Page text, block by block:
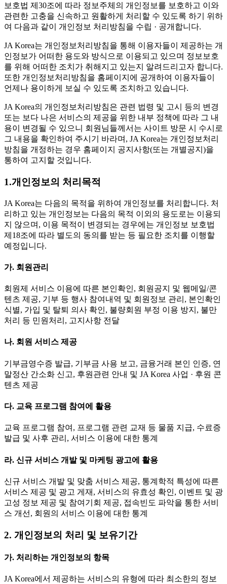
보호법 제30조에 따라 정보주체의 개인정보를 보호하고 이와
관련한 고충을 신속하고 원활하게 처리할 수 있도록 하기 위하
여 다음과 같이 개인정보 처리방침을 수립 · 공개합니다.
JA Korea는 개인정보처리방침을 통해 이용자들이 제공하는 개
인정보가 어떠한 용도와 방식으로 이용되고 있으며 정보보호
를 위해 어떠한 조치가 취해지고 있는지 알려드리고자 합니다.
또한 개인정보처리방침을 홈페이지에 공개하여 이용자들이
언제나 용이하게 보실 수 있도록 조치하고 있습니다.
JA Korea의 개인정보처리방침은 관련 법령 및 고시 등의 변경
또는 보다 나은 서비스의 제공을 위한 내부 정책에 따라 그 내
용이 변경될 수 있으니 회원님들께서는 사이트 방문 시 수시로
그 내용을 확인하여 주시기 바라며, JA Korea는 개인정보처리
방침을 개정하는 경우 홈페이지 공지사항(또는 개별공지)을
통하여 고지할 것입니다.
1.개인정보의 처리목적
JA Korea는 다음의 목적을 위하여 개인정보를 처리합니다. 처
리하고 있는 개인정보는 다음의 목적 이외의 용도로는 이용되
지 않으며, 이용 목적이 변경되는 경우에는 개인정보 보호법
제18조에 따라 별도의 동의를 받는 등 필요한 조치를 이행할
예정입니다.
가. 회원관리
회원제 서비스 이용에 따른 본인확인, 회원공지 및 웹메일/콘
텐츠 제공, 기부 등 행사 참여내역 및 회원정보 관리, 본인확인
식별, 가입 및 탈퇴 의사 확인, 불량회원 부정 이용 방지, 불만
처리 등 민원처리, 고지사항 전달
나. 회원 서비스 제공
기부금영수증 발급, 기부금 사용 보고, 금융거래 본인 인증, 연
말정산 간소화 신고, 후원관련 안내 및 JA Korea 사업 · 후원 콘
텐츠 제공
다. 교육 프로그램 참여에 활용
교육 프로그램 참여, 프로그램 관련 교재 등 물품 지급, 수료증
발급 및 사후 관리, 서비스 이용에 대한 통계
라. 신규 서비스 개발 및 마케팅 광고에 활용
신규 서비스 개발 및 맞춤 서비스 제공, 통계학적 특성에 따른
서비스 제공 및 광고 게재, 서비스의 유효성 확인, 이벤트 및 광
고성 정보 제공 및 참여기회 제공, 접속빈도 파악을 통한 서비
스 개선, 회원의 서비스 이용에 대한 통계
2. 개인정보의 처리 및 보유기간
가. 처리하는 개인정보의 항목
JA Korea에서 제공하는 서비스의 유형에 따라 최소한의 정보